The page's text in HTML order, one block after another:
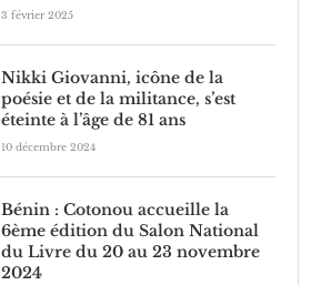
3 février 2025
Nikki Giovanni, icône de la
poésie et de la militance, s’est
éteinte à l’âge de 81 ans
10 décembre 2024
Bénin : Cotonou accueille la
6ème édition du Salon National
du Livre du 20 au 23 novembre
2024